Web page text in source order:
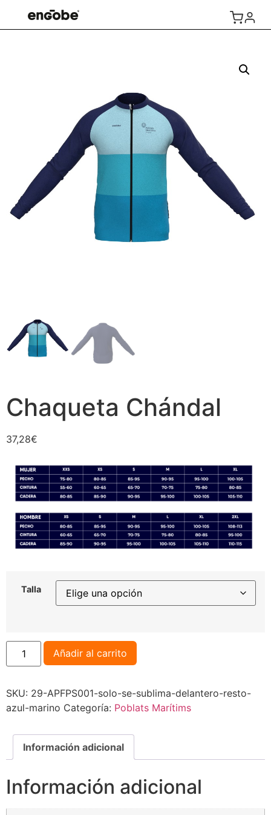
Chaqueta Chándal
37,28€
Talla
Añadir al carrito
SKU: 29-APFPS001-solo-se-sublima-delantero-resto-
azul-marino Categoría: Poblats Marítims
Información adicional
Información adicional